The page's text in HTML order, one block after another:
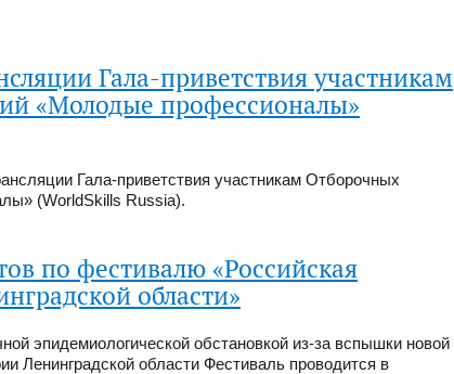
Гала-приветствия участникам
«Молодые профессионалы»
Гала-приветствия участникам Отборочных
(WorldSkills Russia).
по фестивалю «Российская
области»
эпидемиологической обстановкой из-за вспышки новой
Ленинградской области Фестиваль проводится в